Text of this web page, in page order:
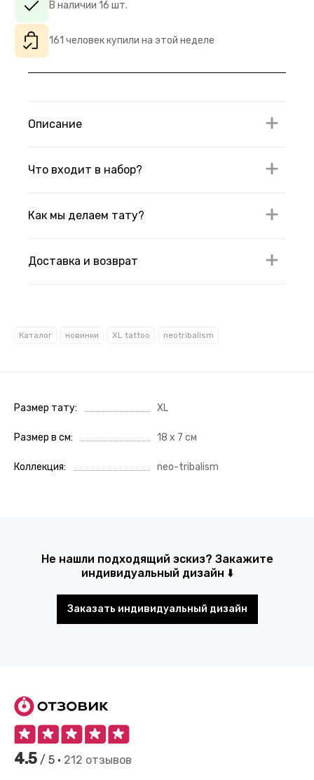
В наличии 16 шт.
161 человек купили на этой неделе
Описание
Что входит в набор?
Как мы делаем тату?
Доставка и возврат
Каталог новинки XL tattoo neotribalism
Размер тату XL
Размер в см 18 х 7 см
Коллекция neo-tribalism
Не нашли подходящий эскиз? Закажите
индивидуальный дизайн ⬇️
Заказать индивидуальный дизайн
4.5 / 5 • 212 отзывов